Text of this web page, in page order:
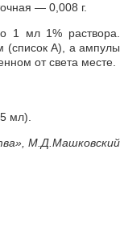
— 0,008 г.
1 мл 1% раствора.
(список А), а ампулы
от света месте.
мл).
М.Д.Машковский